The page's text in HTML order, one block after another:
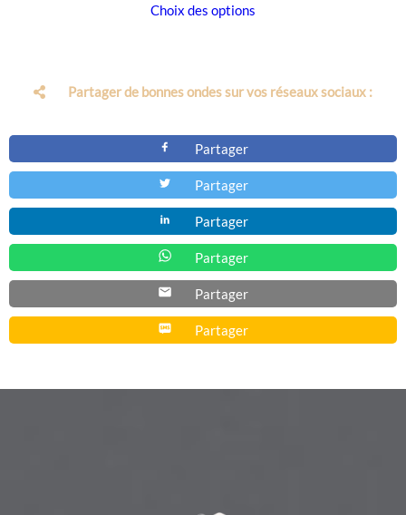
Choix des options
Partager de bonnes ondes sur vos réseaux sociaux :
Partager
Partager
Partager
Partager
Partager
Partager